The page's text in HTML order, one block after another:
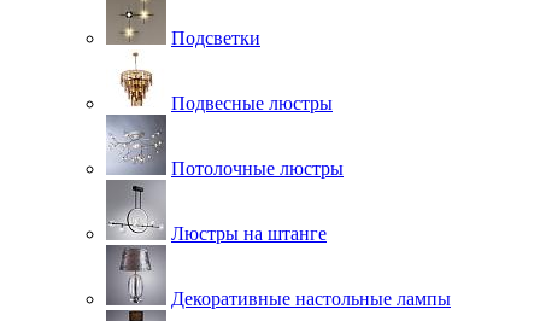
Подсветки
Подвесные люстры
Потолочные люстры
Люстры на штанге
Декоративные настольные лампы